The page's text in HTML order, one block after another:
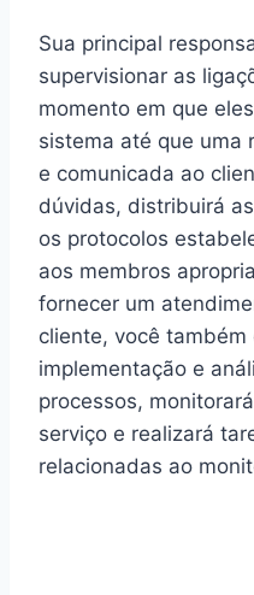
Sua principal
supervisionar as
momento em que
sistema até que uma
e comunicada ao
dúvidas, distribuirá
os protocolos
aos membros
fornecer um
cliente, você
implementação e
processos,
serviço e realizará
relacionadas ao